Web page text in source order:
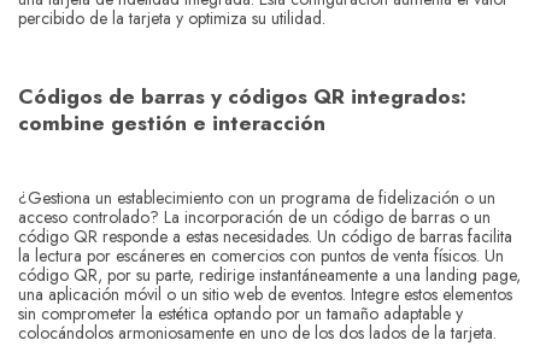
percibido de la tarjeta y optimiza su utilidad.
Códigos de barras y códigos QR integrados:
combine gestión e interacción
¿Gestiona un establecimiento con un programa de fidelización o un
acceso controlado? La incorporación de un código de barras o un
código QR responde a estas necesidades. Un código de barras facilita
la lectura por escáneres en comercios con puntos de venta físicos. Un
código QR, por su parte, redirige instantáneamente a una landing page,
una aplicación móvil o un sitio web de eventos. Integre estos elementos
sin comprometer la estética optando por un tamaño adaptable y
colocándolos armoniosamente en uno de los dos lados de la tarjeta.